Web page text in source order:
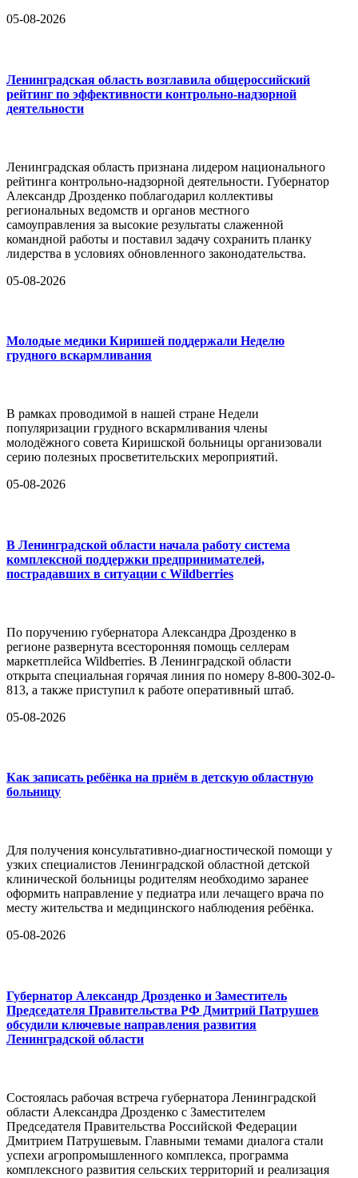
05-08-2026
Ленинградская область возглавила общероссийский
рейтинг по эффективности контрольно-надзорной
деятельности
Ленинградская область признана лидером национального
рейтинга контрольно-надзорной деятельности. Губернатор
Александр Дрозденко поблагодарил коллективы
региональных ведомств и органов местного
самоуправления за высокие результаты слаженной
командной работы и поставил задачу сохранить планку
лидерства в условиях обновленного законодательства.
05-08-2026
Молодые медики Киришей поддержали Неделю
грудного вскармливания
В рамках проводимой в нашей стране Недели
популяризации грудного вскармливания члены
молодёжного совета Киришской больницы организовали
серию полезных просветительских мероприятий.
05-08-2026
В Ленинградской области начала работу система
комплексной поддержки предпринимателей,
пострадавших в ситуации с Wildberries
По поручению губернатора Александра Дрозденко в
регионе развернута всесторонняя помощь селлерам
маркетплейса Wildberries. В Ленинградской области
открыта специальная горячая линия по номеру 8-800-302-0-
813, а также приступил к работе оперативный штаб.
05-08-2026
Как записать ребёнка на приём в детскую областную
больницу
Для получения консультативно-диагностической помощи у
узких специалистов Ленинградской областной детской
клинической больницы родителям необходимо заранее
оформить направление у педиатра или лечащего врача по
месту жительства и медицинского наблюдения ребёнка.
05-08-2026
Губернатор Александр Дрозденко и Заместитель
Председателя Правительства РФ Дмитрий Патрушев
обсудили ключевые направления развития
Ленинградской области
Состоялась рабочая встреча губернатора Ленинградской
области Александра Дрозденко с Заместителем
Председателя Правительства Российской Федерации
Дмитрием Патрушевым. Главными темами диалога стали
успехи агропромышленного комплекса, программа
комплексного развития сельских территорий и реализация